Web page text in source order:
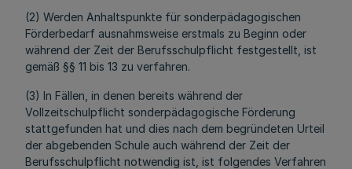
(2) Werden Anhaltspunkte für sonderpädagogischen
Förderbedarf ausnahmsweise erstmals zu Beginn oder
während der Zeit der Berufsschulpflicht festgestellt, ist
gemäß §§ 11 bis 13 zu verfahren.
(3) In Fällen, in denen bereits während der
Vollzeitschulpflicht sonderpädagogische Förderung
stattgefunden hat und dies nach dem begründeten Urteil
der abgebenden Schule auch während der Zeit der
Berufsschulpflicht notwendig ist, ist folgendes Verfahren